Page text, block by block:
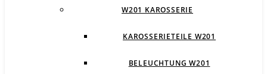
W201 KAROSSERIE
KAROSSERIETEILE W201
BELEUCHTUNG W201